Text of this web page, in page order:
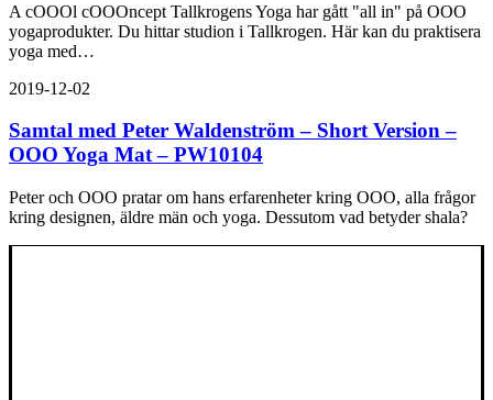
A cOOOl cOOOncept Tallkrogens Yoga har gått "all in" på OOO
yogaprodukter. Du hittar studion i Tallkrogen. Här kan du praktisera
yoga med…
2019-12-02
Samtal med Peter Waldenström – Short Version –
OOO Yoga Mat – PW10104
Peter och OOO pratar om hans erfarenheter kring OOO, alla frågor
kring designen, äldre män och yoga. Dessutom vad betyder shala?